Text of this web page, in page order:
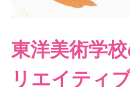
東洋美術学
リエイティ